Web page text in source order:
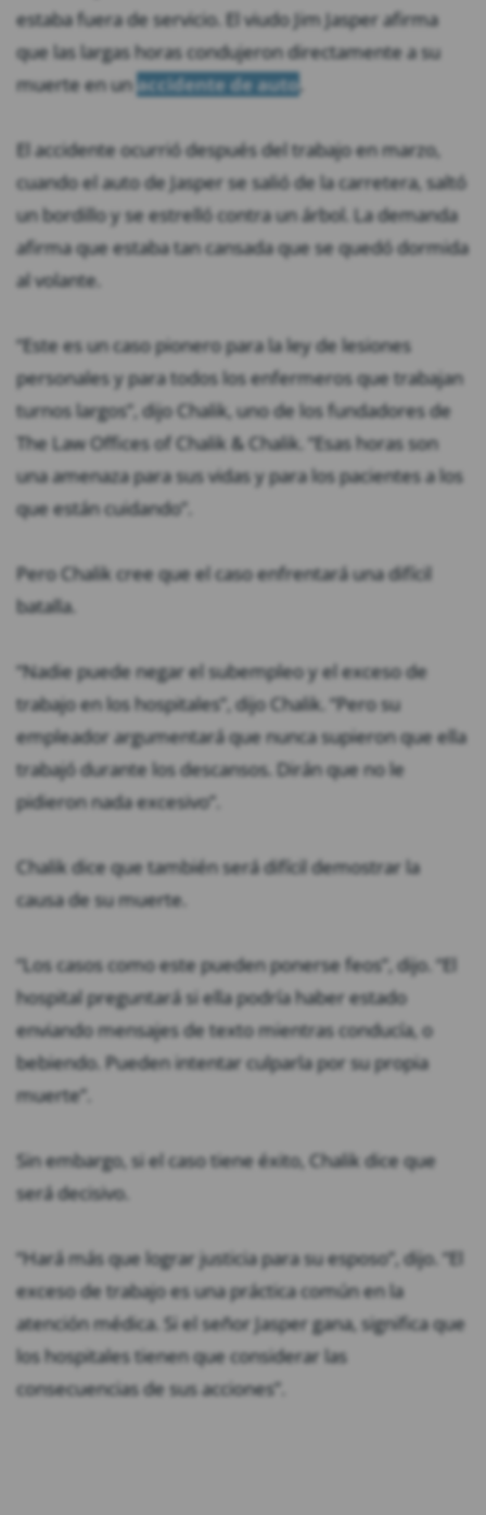
estaba fuera de servicio. El viudo Jim Jasper afirma
que las largas horas condujeron directamente a su
muerte en unaccidente de auto
El accidente ocurrió después del trabajo en marzo,
cuando el auto de Jasper se salió de la carretera, saltó
un bordillo y se estrelló contra un árbol. La demanda
afirma que estaba tan cansada que se quedó dormida
al volante.
“Este es un caso pionero para la ley de lesiones
personales y para todos los enfermeros que trabajan
turnos largos”, dijo Chalik, uno de los fundadores de
The Law Offices of Chalik & Chalik. “Esas horas son
una amenaza para sus vidas y para los pacientes a los
que están cuidando”.
Pero Chalik cree que el caso enfrentará una difícil
batalla.
“Nadie puede negar el subempleo y el exceso de
trabajo en los hospitales”, dijo Chalik. “Pero su
empleador argumentará que nunca supieron que ella
trabajó durante los descansos. Dirán que no le
pidieron nada excesivo”.
Chalik dice que también será difícil demostrar la
causa de su muerte.
“Los casos como este pueden ponerse feos”, dijo. “El
hospital preguntará si ella podría haber estado
enviando mensajes de texto mientras conducía, o
bebiendo. Pueden intentar culparla por su propia
muerte”.
Sin embargo, si el caso tiene éxito, Chalik dice que
será decisivo.
“Hará más que lograr justicia para su esposo”, dijo. “El
exceso de trabajo es una práctica común en la
atención médica. Si el señor Jasper gana, significa que
los hospitales tienen que considerar las
consecuencias de sus acciones”.